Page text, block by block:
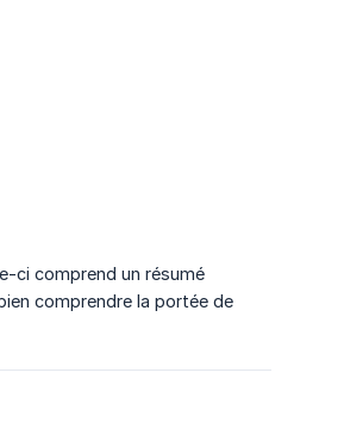
ci comprend un résumé
comprendre la portée de